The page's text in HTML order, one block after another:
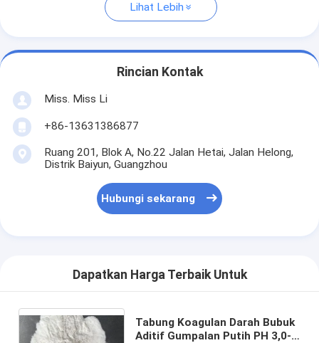
Lihat Lebih
Rincian Kontak
Miss. Miss Li
+86-13631386877
Ruang 201, Blok A, No.22 Jalan Hetai, Jalan Helong,
Distrik Baiyun, Guangzhou
Hubungi sekarang
Dapatkan Harga Terbaik Untuk
Tabung Koagulan Darah Bubuk
Aditif Gumpalan Putih PH 3,0-